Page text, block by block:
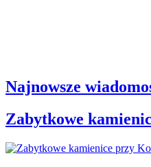
Najnowsze
Zabytkowe